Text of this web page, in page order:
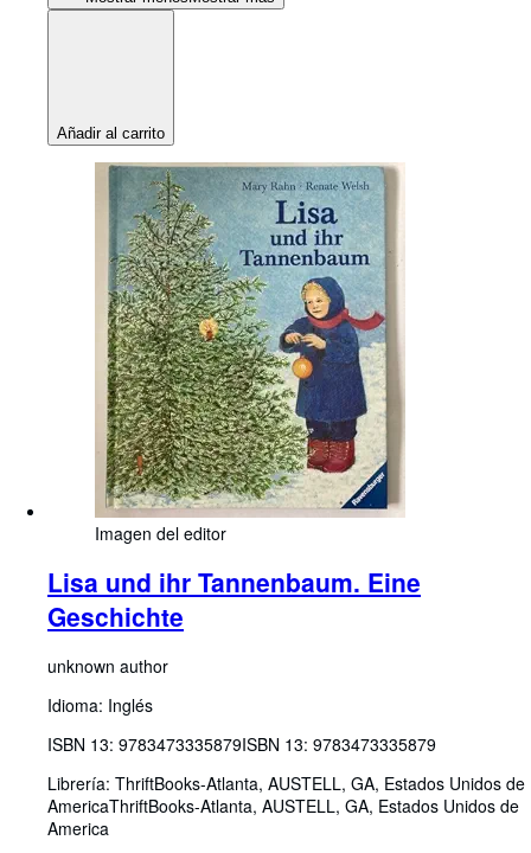
Añadir al carrito
Imagen del editor
Lisa und ihr Tannenbaum. Eine
Geschichte
unknown author
Idioma: Inglés
ISBN 13: 9783473335879ISBN 13: 9783473335879
Librería: ThriftBooks-Atlanta, AUSTELL, GA, Estados Unidos de
AmericaThriftBooks-Atlanta, AUSTELL, GA, Estados Unidos de
America